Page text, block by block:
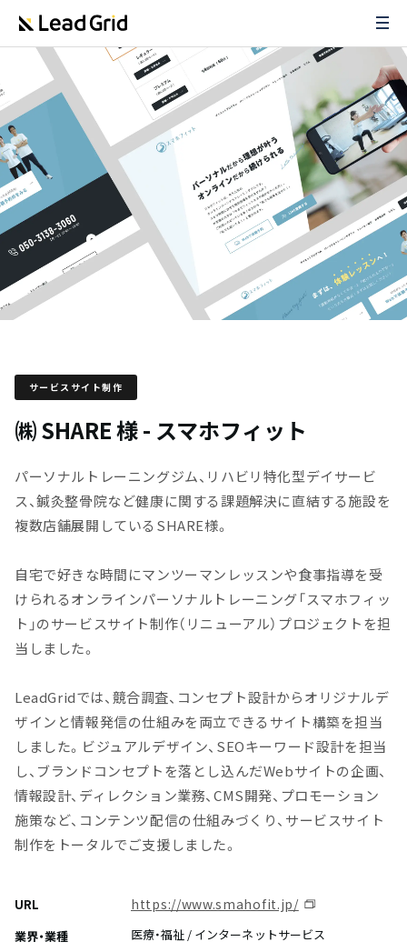
サービスサイト制作
㈱ SHARE 様 - スマホフィット
パーソナルトレーニングジム、リハビリ特化型デイサービ
ス、鍼灸整骨院など健康に関する課題解決に直結する施設を
複数店舗展開しているSHARE様。
自宅で好きな時間にマンツーマンレッスンや食事指導を受
けられるオンラインパーソナルトレーニング「スマホフィッ
ト」のサービスサイト制作（リニューアル）プロジェクトを担
当しました。
LeadGridでは、競合調査、コンセプト設計からオリジナルデ
ザインと情報発信の仕組みを両立できるサイト構築を担当
しました。ビジュアルデザイン、SEOキーワード設計を担当
し、ブランドコンセプトを落とし込んだWebサイトの企画、
情報設計、ディレクション業務、CMS開発、プロモーション
施策など、コンテンツ配信の仕組みづくり、サービスサイト
制作をトータルでご支援しました。
URL https://www.smahofit.jp/
業界・業種
医療・福祉 / インターネットサービス